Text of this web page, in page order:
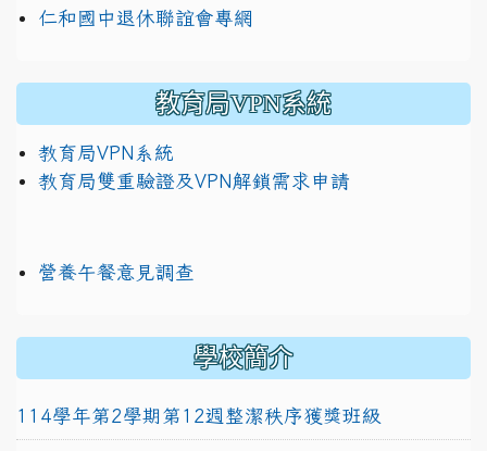
仁和國中退休聯誼會專網
教育局VPN系統
教育局VPN系統
教育局雙重驗證及VPN解鎖需求申請
營養午餐意見調查
學校簡介
114學年第2學期第12週整潔秩序獲獎班級